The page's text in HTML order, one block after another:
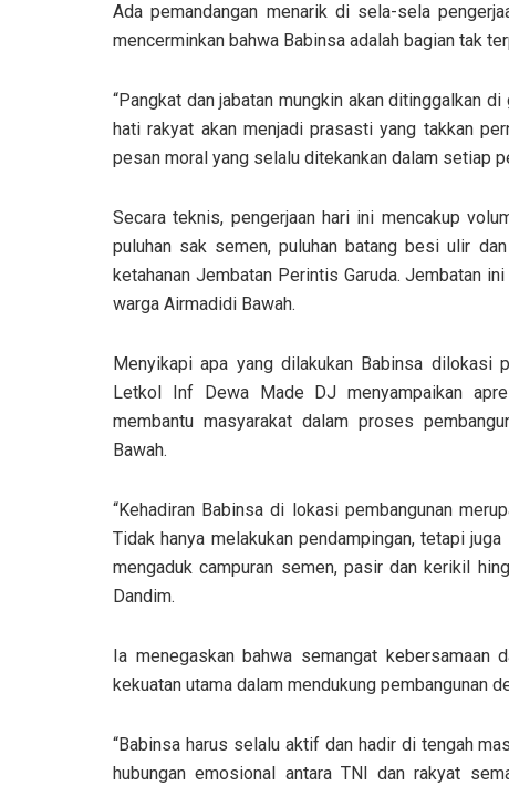
Ada pemandangan menarik di sela-sela
mencerminkan bahwa Babinsa adalah bagian tak
“Pangkat dan jabatan mungkin akan ditinggalkan
hati rakyat akan menjadi prasasti yang takkan
pesan moral yang selalu ditekankan dalam setiap
Secara teknis, pengerjaan hari ini mencakup
puluhan sak semen, puluhan batang besi ulir
ketahanan Jembatan Perintis Garuda. Jembatan
warga Airmadidi Bawah.
Menyikapi apa yang dilakukan Babinsa dilokasi
Letkol Inf Dewa Made DJ menyampaikan
membantu masyarakat dalam proses
Bawah.
“Kehadiran Babinsa di lokasi pembangunan
Tidak hanya melakukan pendampingan, tetapi
mengaduk campuran semen, pasir dan kerikil
Dandim.
Ia menegaskan bahwa semangat kebersamaan
kekuatan utama dalam mendukung pembangunan
“Babinsa harus selalu aktif dan hadir di tengah
hubungan emosional antara TNI dan rakyat